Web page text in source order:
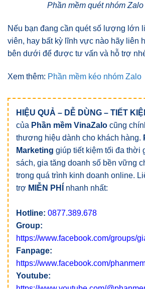
Phần mềm quét nhóm
Nếu bạn đang cần quét số lượng lớn
viên, hay bất kỳ lĩnh vực nào hãy liên
bên dưới để được tư vấn và hỗ trợ
Xem thêm: Phần mềm kéo nhóm Zalo
HIỆU QUẢ – DỄ DÙNG – TIẾT
của Phần mềm VinaZalo cũng
thương hiệu dành cho khách hàng.
Marketing giúp tiết kiệm tối đa thời
sách, gia tăng doanh số bền vững
trong quá trình kinh doanh online.
trợ MIỄN PHÍ nhanh nhất:
Hotline: 0877.389.678
Group:
https://www.facebook.com/groups/
Fanpage:
https://www.facebook.com/
Youtube: